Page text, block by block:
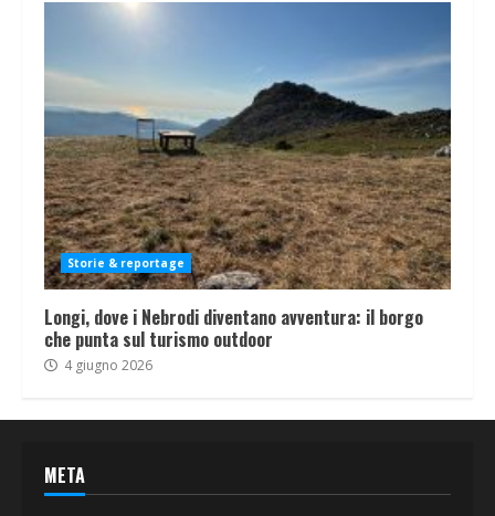
Storie & reportage
Longi, dove i Nebrodi diventano avventura: il borgo
che punta sul turismo outdoor
4 giugno 2026
META